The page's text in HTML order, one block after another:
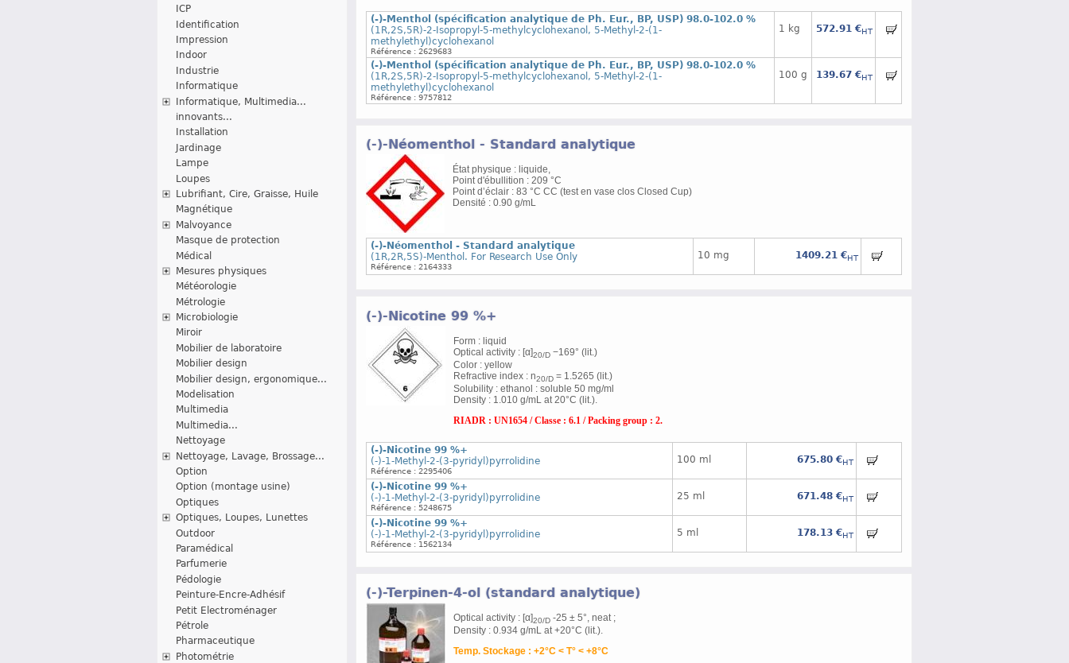
ICP
Identification
Impression
Indoor
Industrie
Informatique
Informatique, Multimedia...
innovants...
Installation
Jardinage
Lampe
Loupes
Lubrifiant, Cire, Graisse, Huile
Magnétique
Malvoyance
Masque de protection
Médical
Mesures physiques
Météorologie
Métrologie
Microbiologie
Miroir
Mobilier de laboratoire
Mobilier design
Mobilier design, ergonomique...
Modelisation
Multimedia
Multimedia...
Nettoyage
Nettoyage, Lavage, Brossage...
Option
Option (montage usine)
Optiques
Optiques, Loupes, Lunettes
Outdoor
Paramédical
Parfumerie
Pédologie
Peinture-Encre-Adhésif
Petit Electroménager
Pétrole
Pharmaceutique
Photométrie
(-)-Menthol (spécification analytique de Ph. Eur., BP, USP) 98.0-102.0 %
(1R,2S,5R)-2-Isopropyl-5-methylcyclohexanol, 5-Methyl-2-(1-
methylethyl)cyclohexanol
Référence : 2629683
1 kg 572.91 €HT
(-)-Menthol (spécification analytique de Ph. Eur., BP, USP) 98.0-102.0 %
(1R,2S,5R)-2-Isopropyl-5-methylcyclohexanol, 5-Methyl-2-(1-
methylethyl)cyclohexanol
Référence : 9757812
100 g 139.67 €HT
(-)-Néomenthol - Standard analytique
État physique : liquide,
Point d'ébullition : 209 °C
Point d’éclair : 83 °C CC (test en vase clos Closed Cup)
Densité : 0.90 g/mL
(-)-Néomenthol - Standard analytique
(1R,2R,5S)-Menthol. For Research Use Only
Référence : 2164333
10 mg 1409.21 €HT
(-)-Nicotine 99 %+
Form : liquid
Optical activity : [α]20/D−169° (lit.)
Color : yellow
Refractive index : n20/D= 1.5265 (lit.)
Solubility : ethanol : soluble 50 mg/ml
Density : 1.010 g/mL at 20°C (lit.).
RIADR : UN1654 / Classe : 6.1 / Packing group : 2.
(-)-Nicotine 99 %+
(-)-1-Methyl-2-(3-pyridyl)pyrrolidine
Référence : 2295406
100 ml 675.80 €HT
(-)-Nicotine 99 %+
(-)-1-Methyl-2-(3-pyridyl)pyrrolidine
Référence : 5248675
25 ml 671.48 €HT
(-)-Nicotine 99 %+
(-)-1-Methyl-2-(3-pyridyl)pyrrolidine
Référence : 1562134
5 ml 178.13 €HT
(-)-Terpinen-4-ol (standard analytique)
Optical activity : [α]20/D-25 ± 5°, neat ;
Density : 0.934 g/mL at +20°C (lit.).
Temp. Stockage : +2°C < T° < +8°C